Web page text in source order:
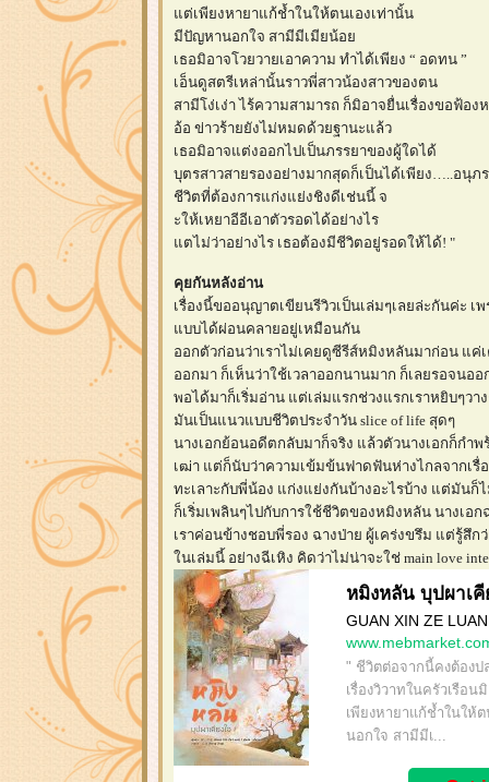
ต่เพียงหายาแก้ช้ำในให้ตนเองเท่านั้น
มีปัญหานอกใจ สามีมีเมียน้อ
เธอมิอาจโวยวายเอาความ ทำได้เพียง “ อดทน ”
เอ็นดูสตรีเหล่านั้นราวพี่สาวน้องสาวของตน
สามีโง่เง่า ไร้ความสามารถ ก็มิอาจยื่นเรื่องขอฟ้อง
อ้อ ข่าวร้ายยังไม่หมดด้วยฐานะแล้ว
เธอมิอาจแต่งออกไปเป็นภรรยาของผู้ใดได้
บุตรสาวสายรองอย่างมากสุดก็เป็นได้เพียง…..อนุภ
ชีวิตที่ต้องการแก่งแย่งชิงดีเช่นนี้ จ
ะให้เหยาอีอีเอาตัวรอดได้อย่างไร
ตไม่ว่าอย่างไร เธอต้องมีชีวิตอยู่รอดให้ได้! "
คุยกันหลังอ่าน
เรื่องนี้ขออนุญาตเขียนรีวิวเป็นเล่มๆเลยล่ะกันค่ะ เ
บบได้ผ่อนคลายอยู่เหมือนกัน
ออกตัวก่อนว่าเราไม่เคยดูซีรีส์หมิงหลันมาก่อน แ
ออกมา ก็เห็นว่าใช้เวลาออกนานมาก ก็เลยรอจนอ
พอได้มาก็เริ่มอ่าน แต่เล่มแรกช่วงแรกเราหยิบๆว
มันเป็นแนวแบบชีวิตประจำวัน slice of life สุดๆ
นางเอกย้อนอดีตกลับมาก็จริง แล้วตัวนางเอกก็กำ
เฒ่า แต่ก็นับว่าความเข้มข้นฟาดฟันห่างไกลจากเ
ทะเลาะกับพี่น้อง แก่งแย่งกันบ้างอะไรบ้าง แต่มัน
ก็เริ่มเพลินๆไปกับการใช้ชีวิตของหมิงหลัน นางเอ
เราค่อนข้างชอบพี่รอง ฉางป่าย ผู้เคร่งขรึม แต่รู้สึ
นเล่มนี้ อย่างฉีเหิง คิดว่าไม่น่าจะใช่ main love
หมิงหลัน บุปผาเคี
GUAN XIN ZE LUAN
" ชีวิตต่อจากนี้คงต้อง
เรื่องวิวาทในครัวเรือ
เพียงหายาแก้ช้ำในให้
นอกใจ สามีมีเ...